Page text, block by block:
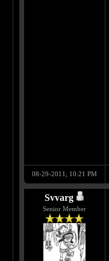
08-29-2011, 10:21 PM
Svvarg
Senior Member